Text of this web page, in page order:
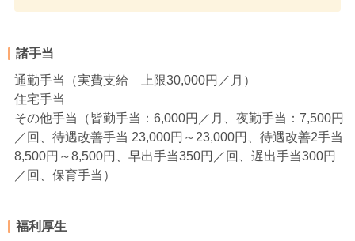
諸手当
通勤手当（実費支給 上限30,000円／月）
住宅手当
その他手当（皆勤手当：6,000円／月、夜勤手当：7,500円
／回、待遇改善手当 23,000円～23,000円、待遇改善2手当
8,500円～8,500円、早出手当350円／回、遅出手当300円
／回、保育手当）
福利厚生